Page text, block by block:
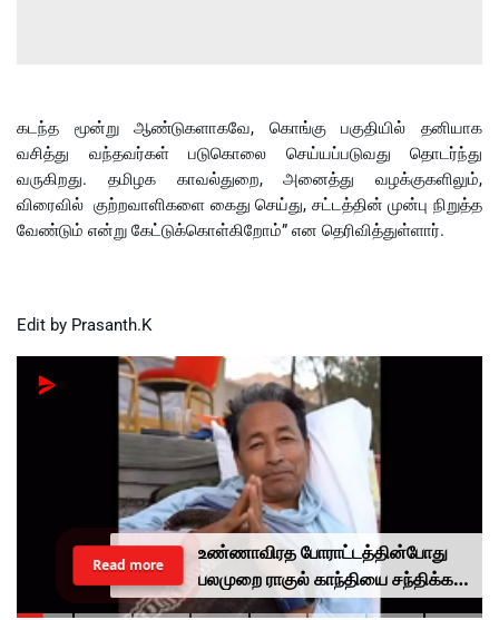
கடந்த மூன்று ஆண்டுகளாகவே, கொங்கு பகுதியில் தனியாக
வசித்து வந்தவர்கள் படுகொலை செய்யப்படுவது தொடர்ந்து
வருகிறது. தமிழக காவல்துறை, அனைத்து வழக்குகளிலும்,
விரைவில் குற்றவாளிகளை கைது செய்து, சட்டத்தின் முன்பு நிறுத்த
வேண்டும் என்று கேட்டுக்கொள்கிறோம்” என தெரிவித்துள்ளார்.
Edit by Prasanth.K
உண்ணாவிரத போராட்டத்தின்போது
பலமுறை ராகுல் காந்தியை சந்திக்க
முயன்றாரா சோனம் வாங்சுக்
Read more